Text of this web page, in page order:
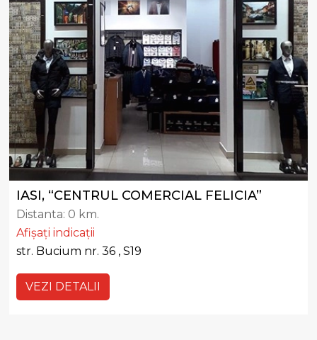
IASI, “CENTRUL COMERCIAL FELICIA”
Distanta: 0 km.
Afișați indicații
str. Bucium nr. 36 , S19
VEZI DETALII